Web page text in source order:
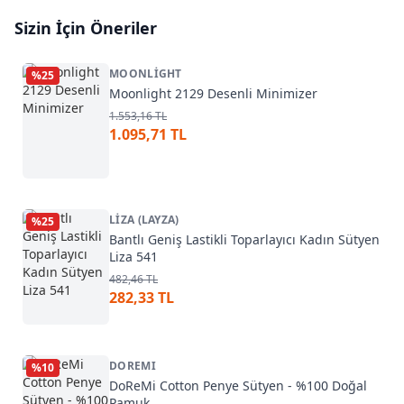
Sizin İçin Öneriler
%25 MOONLIGHT
Moonlight 2129 Desenli Minimizer
1.553,16 TL
1.095,71 TL
%25 LIZA (LAYZA)
Bantlı Geniş Lastikli Toparlayıcı Kadın Sütyen
Liza 541
482,46 TL
282,33 TL
%10 DOREMI
DoReMi Cotton Penye Sütyen - %100 Doğal